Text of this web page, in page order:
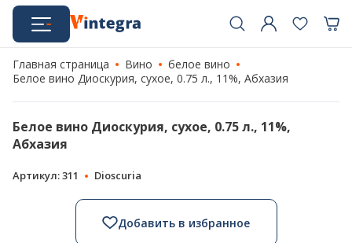
Главная страница Вино
белое вино
Белое вино Диоскурия, сухое, 0.75 л., 11%, Абхазия
Белое вино Диоскурия, сухое, 0.75 л., 11%,
Абхазия
Артикул: 311 Dioscuria
Добавить в избранное